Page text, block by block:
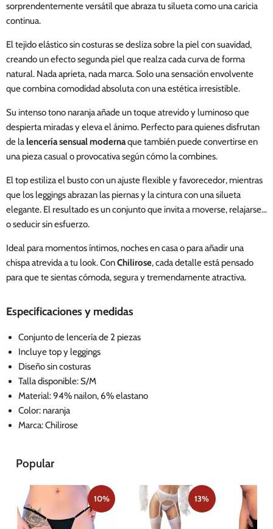
sorprendentemente versátil que abraza tu silueta como una caricia
continua.
El tejido elástico sin costuras se desliza sobre la piel con suavidad,
creando un efecto segunda piel que realza cada curva de forma
natural. Nada aprieta, nada marca. Solo una sensación envolvente
que combina comodidad absoluta con una estética irresistible.
Su intenso tono naranja añade un toque atrevido y luminoso que
despierta miradas y eleva el ánimo. Perfecto para quienes disfrutan
de lalencería sensual modernaque también puede convertirse en
una pieza casual o provocativa según cómo la combines.
El top estiliza el busto con un ajuste flexible y favorecedor, mientras
que los leggings abrazan las piernas y la cintura con una silueta
elegante. El resultado es un conjunto que invita a moverse, relajarse…
o seducir sin esfuerzo.
Ideal para momentos íntimos, noches en casa o para añadir una
chispa atrevida a tu look. ConChilirose, cada detalle está pensado
para que te sientas cómoda, segura y tremendamente atractiva.
Especificaciones y medidas
Conjunto de lencería de 2 piezas
Incluye top y leggings
Diseño sin costuras
Talla disponible: S/M
Material: 94% nailon, 6% elastano
Color: naranja
Marca: Chilirose
Popular
10% 13%